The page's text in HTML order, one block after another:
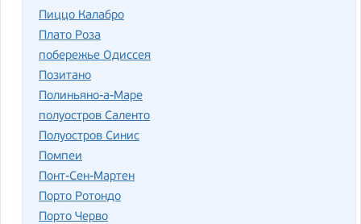
Пиццо Калабро
Плато Роза
побережье Одиссея
Позитано
Полиньяно-а-Маре
полуостров Саленто
Полуостров Синис
Помпеи
Понт-Сен-Мартен
Порто Ротондо
Порто Черво